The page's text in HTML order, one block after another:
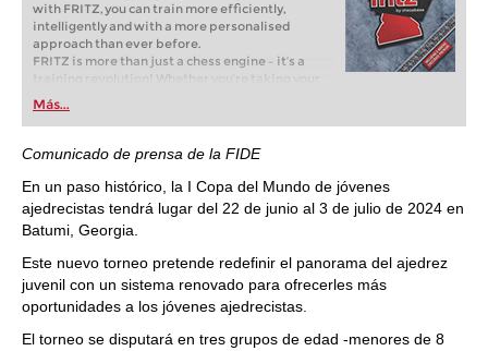
with FRITZ, you can train more efficiently,
intelligently and with a more personalised
approach than ever before.
FRITZ is more than just a chess engine – it’s a
training revolution! Whether you’re taking your
first steps into the world of club chess, or already
playing at a tournament level: with FRITZ, you can
train more efficiently, intelligently and with a
more personalised approach than ever before.
Más...
Comunicado de prensa de la FIDE
En un paso histórico, la I Copa del Mundo de jóvenes
ajedrecistas tendrá lugar del 22 de junio al 3 de julio de 2024 en
Batumi, Georgia.
Este nuevo torneo pretende redefinir el panorama del ajedrez
juvenil con un sistema renovado para ofrecerles más
oportunidades a los jóvenes ajedrecistas.
El torneo se disputará en tres grupos de edad -menores de 8